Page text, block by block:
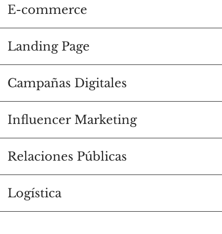
E-commerce
Landing Page
Campañas Digitales
Influencer Marketing
Relaciones Públicas
Logística